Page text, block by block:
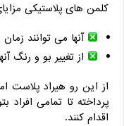
کلمن های پلاستیکی
آنها می توانند
از تغییر بو و رنگ
از این رو هیراد پلاست
پرداخته تا تمامی افراد
اقدام کنند.